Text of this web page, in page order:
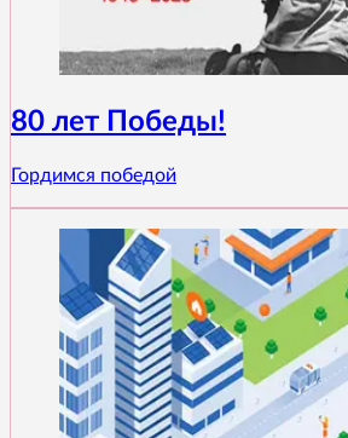
80 лет Победы!
Гордимся победой